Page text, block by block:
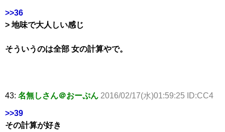
>>36
> 地味で大人しい感じ
そういうのは全部 女の計算やで。
43: 名無しさん＠おーぷん 2016/02/17(水)01:59:25 ID:CC4
>>39
その計算が好き